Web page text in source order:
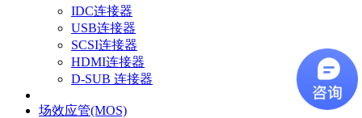
IDC连接器
USB连接器
SCSI连接器
HDMI连接器
D-SUB 连接器
场效应管(MOS)